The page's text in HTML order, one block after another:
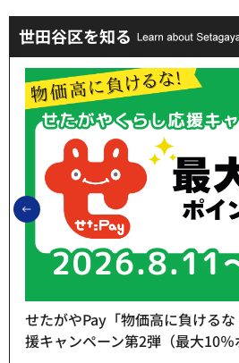
世田谷区を知る
前のスライドを表示
せたがやPay「物価高に負ける
援キャンペーン第2弾（最大10％